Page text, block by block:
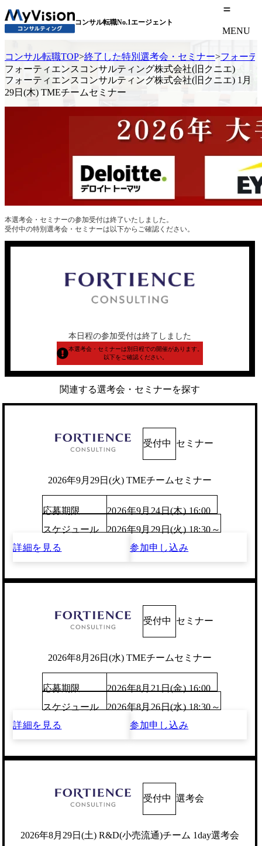
コンサル転職No.1エージェント
MENU
コンサル転職TOP>終了した特別選考会・セミナー>フォーテ
フォーティエンスコンサルティング株式会社(旧クニエ)
フォーティエンスコンサルティング株式会社(旧クニエ) 1月
29日(木) TMEチームセミナー
本選考会・セミナーの参加受付は終了いたしました。
受付中の特別選考会・セミナーは以下からご確認ください。
本日程の参加受付は終了しました
本選考会・セミナーは別日程での開催があります。
以下をご確認ください。
関連する選考会・セミナーを探す
受付中 セミナー
2026年9月29日(火) TMEチームセミナー
応募期限
2026年9月24日(木) 16:00
スケジュール
2026年9月29日(火) 18:30～
詳細を見る
参加申し込み
受付中 セミナー
2026年8月26日(水) TMEチームセミナー
応募期限
2026年8月21日(金) 16:00
スケジュール
2026年8月26日(水) 18:30～
詳細を見る
参加申し込み
受付中 選考会
2026年8月29日(土) R&D(小売流通)チーム 1day選考会